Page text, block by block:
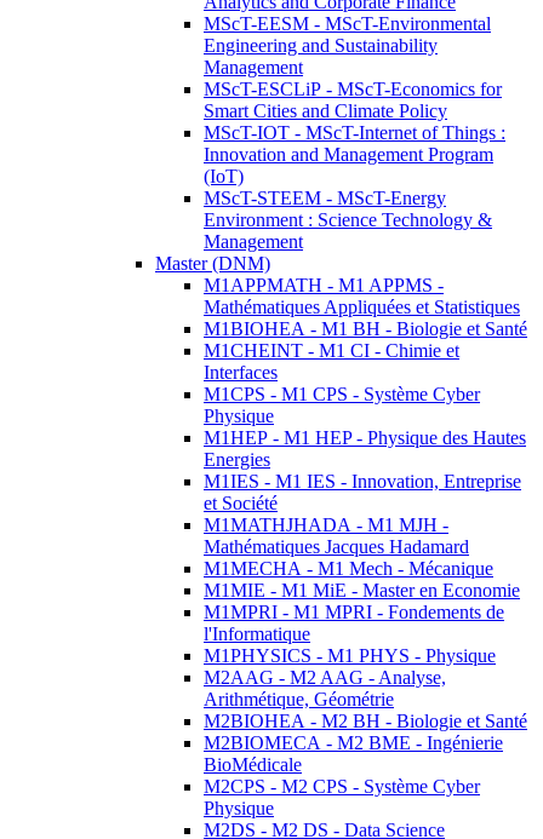
MScT-EESM - MScT-Environmental
Engineering and Sustainability
Management
MScT-ESCLiP - MScT-Economics for
Smart Cities and Climate Policy
MScT-IOT - MScT-Internet of Things :
Innovation and Management Program
(IoT)
MScT-STEEM - MScT-Energy
Environment : Science Technology &
Management
Master (DNM)
M1APPMATH - M1 APPMS -
Mathématiques Appliquées et Statistiques
M1BIOHEA - M1 BH - Biologie et Santé
M1CHEINT - M1 CI - Chimie et
Interfaces
M1CPS - M1 CPS - Système Cyber
Physique
M1HEP - M1 HEP - Physique des Hautes
Energies
M1IES - M1 IES - Innovation, Entreprise
et Société
M1MATHJHADA - M1 MJH -
Mathématiques Jacques Hadamard
M1MECHA - M1 Mech - Mécanique
M1MIE - M1 MiE - Master en Economie
M1MPRI - M1 MPRI - Fondements de
l'Informatique
M1PHYSICS - M1 PHYS - Physique
M2AAG - M2 AAG - Analyse,
Arithmétique, Géométrie
M2BIOHEA - M2 BH - Biologie et Santé
M2BIOMECA - M2 BME - Ingénierie
BioMédicale
M2CPS - M2 CPS - Système Cyber
Physique
M2DS - M2 DS - Data Science